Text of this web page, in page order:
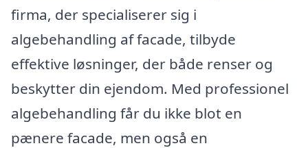
firma, der specialiserer sig i
algebehandling af facade, tilbyde
effektive løsninger, der både renser og
beskytter din ejendom. Med professionel
algebehandling får du ikke blot en
pænere facade, men også en